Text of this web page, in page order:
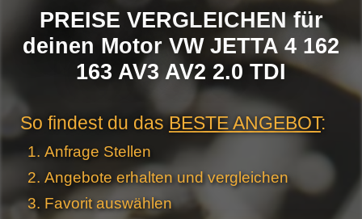
PREISE VERGLEICHEN für
deinen Motor VW JETTA 4 162
163 AV3 AV2 2.0 TDI
So findest du dasBESTE ANGEBOT:
Anfrage Stellen
Angebote erhalten und vergleichen
Favorit auswählen